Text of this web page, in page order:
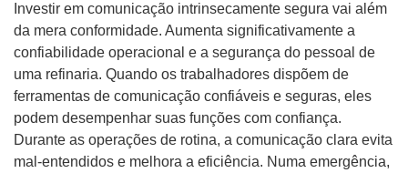
Investir em comunicação intrinsecamente segura vai além
da mera conformidade. Aumenta significativamente a
confiabilidade operacional e a segurança do pessoal de
uma refinaria. Quando os trabalhadores dispõem de
ferramentas de comunicação confiáveis ​​e seguras, eles
podem desempenhar suas funções com confiança.
Durante as operações de rotina, a comunicação clara evita
mal-entendidos e melhora a eficiência. Numa emergência,